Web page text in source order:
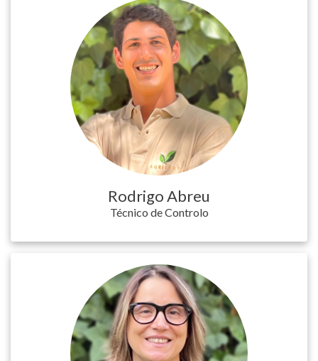
Rodrigo Abreu
Técnico de Controlo